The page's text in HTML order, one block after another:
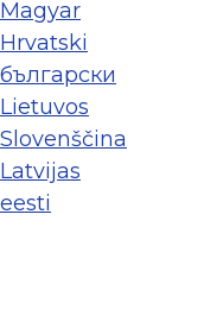
Magyar
Hrvatski
български
Lietuvos
Slovenščina
Latvijas
eesti